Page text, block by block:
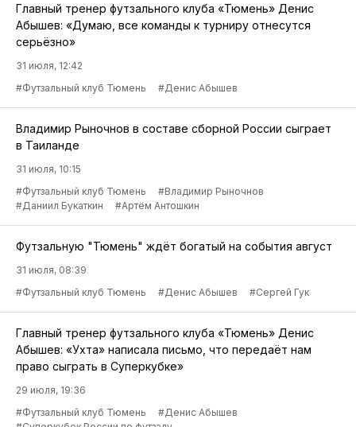
Главный тренер футзального клуба «Тюмень» Денис
Абышев: «Думаю, все команды к турниру отнесутся
серьёзно»
31 июля, 12:42
#Футзальный клуб Тюмень
#Денис Абышев
Владимир Рыночнов в составе сборной России сыграет
в Таиланде
31 июля, 10:15
#Футзальный клуб Тюмень
#Владимир Рыночнов
#Даниил Букаткин
#Артём Антошкин
Футзальную "Тюмень" ждёт богатый на события август
31 июля, 08:39
#Футзальный клуб Тюмень
#Денис Абышев #Сергей Гук
Главный тренер футзального клуба «Тюмень» Денис
Абышев: «Ухта» написала письмо, что передаёт нам
право сыграть в Суперкубке»
29 июля, 19:36
#Футзальный клуб Тюмень
#Денис Абышев